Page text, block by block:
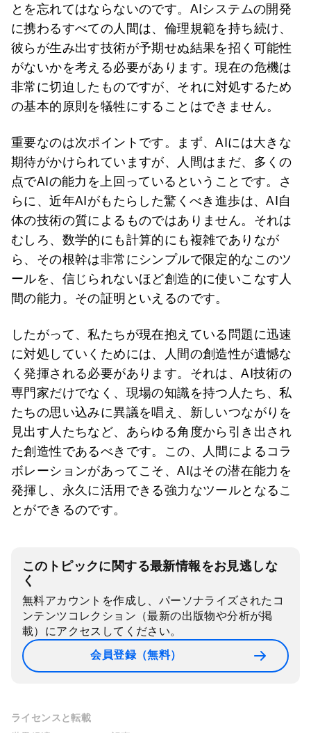
とを忘れてはならないのです。AIシステムの開発
に携わるすべての人間は、倫理規範を持ち続け、
彼らが生み出す技術が予期せぬ結果を招く可能性
がないかを考える必要があります。現在の危機は
非常に切迫したものですが、それに対処するため
の基本的原則を犠牲にすることはできません。
重要なのは次ポイントです。まず、AIには大きな
期待がかけられていますが、人間はまだ、多くの
点でAIの能力を上回っているということです。さ
らに、近年AIがもたらした驚くべき進歩は、AI自
体の技術の質によるものではありません。それは
むしろ、数学的にも計算的にも複雑でありなが
ら、その根幹は非常にシンプルで限定的なこのツ
ールを、信じられないほど創造的に使いこなす人
間の能力。その証明といえるのです。
したがって、私たちが現在抱えている問題に迅速
に対処していくためには、人間の創造性が遺憾な
く発揮される必要があります。それは、AI技術の
専門家だけでなく、現場の知識を持つ人たち、私
たちの思い込みに異議を唱え、新しいつながりを
見出す人たちなど、あらゆる角度から引き出され
た創造性であるべきです。この、人間によるコラ
ボレーションがあってこそ、AIはその潜在能力を
発揮し、永久に活用できる強力なツールとなるこ
とができるのです。
このトピックに関する最新情報をお見逃しな
く
無料アカウントを作成し、パーソナライズされたコ
ンテンツコレクション（最新の出版物や分析が掲
載）にアクセスしてください。
会員登録（無料）
ライセンスと転載